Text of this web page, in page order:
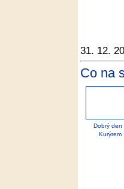
31. 12.
Co na
Dobrý den
Kurýrem